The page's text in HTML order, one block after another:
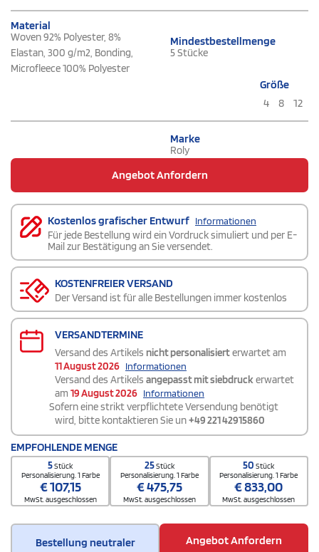
Material
Woven 92% Polyester, 8%
Elastan, 300 g/m2, Bonding,
Microfleece 100% Polyester
Mindestbestellmenge
5 Stücke
Größe
4
8 12
Marke
Roly
Angebot Anfordern
Kostenlos grafischer Entwurf Informationen
Für jede Bestellung wird ein Vordruck simuliert und per E-
Mail zur Bestätigung an Sie versendet.
KOSTENFREIER VERSAND
Der Versand ist für alle Bestellungen immer kostenlos
VERSANDTERMINE
Versand des Artikels nicht personalisierterwartet am
11 August 2026 Informationen
Versand des Artikels angepasst mit siebdruckerwartet
am 19 August 2026 Informationen
Sofern eine strikt verpflichtete Versendung benötigt
wird, bitte kontaktieren Sie un+49 221 42915860
EMPFOHLENDE MENGE
5Stück
Personalisierung. 1 Farbe
€107,15
MwSt. ausgeschlossen
25Stück
Personalisierung. 1 Farbe
€475,75
MwSt. ausgeschlossen
50Stück
Personalisierung. 1 Farbe
€833,00
MwSt. ausgeschlossen
Bestellung neutraler
Angebot Anfordern